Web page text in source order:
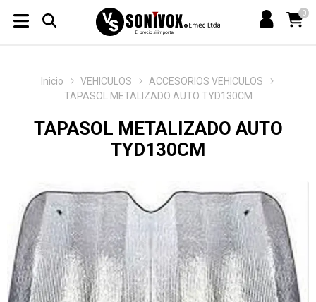
0
Inicio VEHICULOS
ACCESORIOS VEHICULOS
TAPASOL METALIZADO AUTO TYD130CM
TAPASOL METALIZADO AUTO
TYD130CM